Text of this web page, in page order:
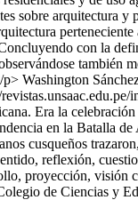
sobre
con la
p> Washington
Era la
en la Batalla
cusqueños
reflexión,
proyección, visión
de Ciencias y